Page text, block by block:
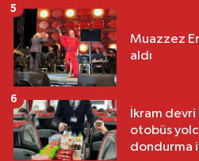
Muazzez
aldı
5
İkram
otobüs
dondurma
6